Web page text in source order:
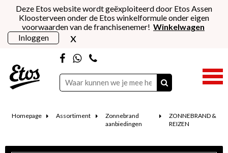
Deze Etos website wordt geëxploiteerd door Etos Assen
Kloosterveen onder de Etos winkelformule onder eigen
voorwaarden van de franchisenemer! Winkelwagen
Inloggen
x
Homepage Assortiment
Zonnebrand
aanbiedingen
ZONNEBRAND &
REIZEN